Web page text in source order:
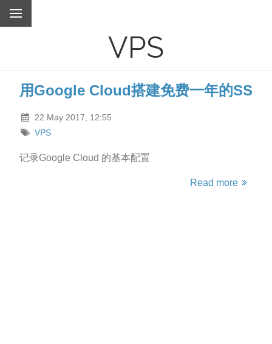
VPS
用Google Cloud搭建免费一年的SS
22 May 2017, 12:55
VPS
记录Google Cloud 的基本配置
Read more